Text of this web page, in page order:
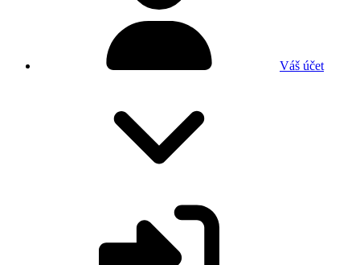
Váš účet